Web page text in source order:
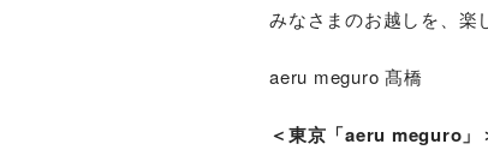
みなさまのお越しを、楽
aeru meguro 髙橋
＜東京「aeru meguro」